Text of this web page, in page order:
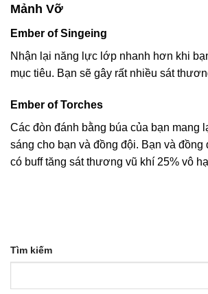
Mảnh Vỡ
Ember of Singeing
Nhận lại năng lực lớp nhanh hơn khi
mục tiêu. Bạn sẽ gây rất nhiều sát
Ember of Torches
Các đòn đánh bằng búa của bạn mang
sáng cho bạn và đồng đội. Bạn và đồng
có buff tăng sát thương vũ khí 25% vô
Tìm kiếm